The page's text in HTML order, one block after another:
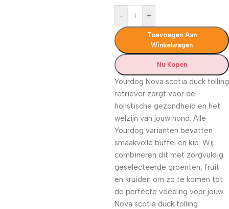
- +
Toevoegen Aan
Winkelwagen
Nu Kopen
Yourdog Nova scotia duck tolling
retriever zorgt voor de
holistische gezondheid en het
welzijn van jouw hond. Alle
Yourdog varianten bevatten
smaakvolle buffel en kip. Wij
combineren dit met zorgvuldig
geselecteerde groenten, fruit
en kruiden om zo te komen tot
de perfecte voeding voor jouw
Nova scotia duck tolling